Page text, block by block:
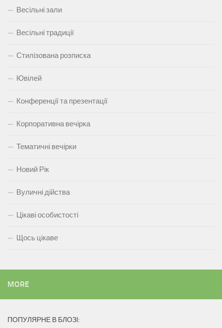
Весільні зали
Весільні традиції
Стилізована розписка
Ювілей
Конференції та презентації
Корпоративна вечірка
Тематичні вечірки
Новий Рік
Вуличні дійства
Цікаві особистості
Щось цікаве
MORE
ПОПУЛЯРНЕ В БЛОЗІ: